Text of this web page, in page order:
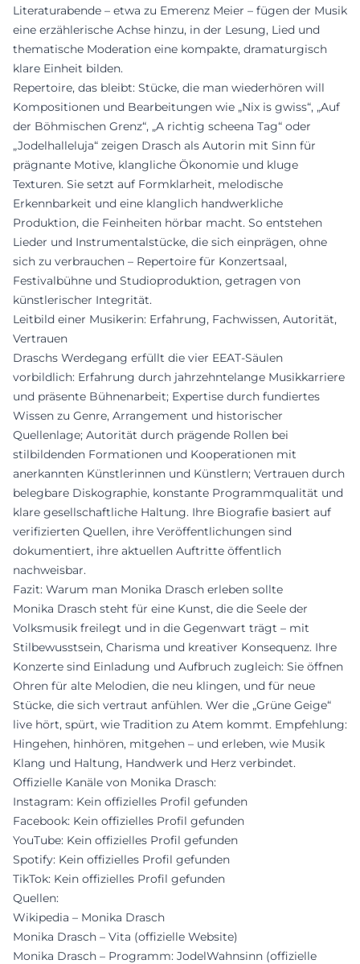
Literaturabende – etwa zu Emerenz Meier – fügen der Musik
eine erzählerische Achse hinzu, in der Lesung, Lied und
thematische Moderation eine kompakte, dramaturgisch
klare Einheit bilden.
Repertoire, das bleibt: Stücke, die man wiederhören will
Kompositionen und Bearbeitungen wie „Nix is gwiss“, „Auf
der Böhmischen Grenz“, „A richtig scheena Tag“ oder
„Jodelhalleluja“ zeigen Drasch als Autorin mit Sinn für
prägnante Motive, klangliche Ökonomie und kluge
Texturen. Sie setzt auf Formklarheit, melodische
Erkennbarkeit und eine klanglich handwerkliche
Produktion, die Feinheiten hörbar macht. So entstehen
Lieder und Instrumentalstücke, die sich einprägen, ohne
sich zu verbrauchen – Repertoire für Konzertsaal,
Festivalbühne und Studioproduktion, getragen von
künstlerischer Integrität.
Leitbild einer Musikerin: Erfahrung, Fachwissen, Autorität,
Vertrauen
Draschs Werdegang erfüllt die vier EEAT-Säulen
vorbildlich: Erfahrung durch jahrzehntelange Musikkarriere
und präsente Bühnenarbeit; Expertise durch fundiertes
Wissen zu Genre, Arrangement und historischer
Quellenlage; Autorität durch prägende Rollen bei
stilbildenden Formationen und Kooperationen mit
anerkannten Künstlerinnen und Künstlern; Vertrauen durch
belegbare Diskographie, konstante Programmqualität und
klare gesellschaftliche Haltung. Ihre Biografie basiert auf
verifizierten Quellen, ihre Veröffentlichungen sind
dokumentiert, ihre aktuellen Auftritte öffentlich
nachweisbar.
Fazit: Warum man Monika Drasch erleben sollte
Monika Drasch steht für eine Kunst, die die Seele der
Volksmusik freilegt und in die Gegenwart trägt – mit
Stilbewusstsein, Charisma und kreativer Konsequenz. Ihre
Konzerte sind Einladung und Aufbruch zugleich: Sie öffnen
Ohren für alte Melodien, die neu klingen, und für neue
Stücke, die sich vertraut anfühlen. Wer die „Grüne Geige“
live hört, spürt, wie Tradition zu Atem kommt. Empfehlung:
Hingehen, hinhören, mitgehen – und erleben, wie Musik
Klang und Haltung, Handwerk und Herz verbindet.
Offizielle Kanäle von Monika Drasch:
Instagram: Kein offizielles Profil gefunden
Facebook: Kein offizielles Profil gefunden
YouTube: Kein offizielles Profil gefunden
Spotify: Kein offizielles Profil gefunden
TikTok: Kein offizielles Profil gefunden
Quellen:
Wikipedia – Monika Drasch
Monika Drasch – Vita (offizielle Website)
Monika Drasch – Programm: JodelWahnsinn (offizielle